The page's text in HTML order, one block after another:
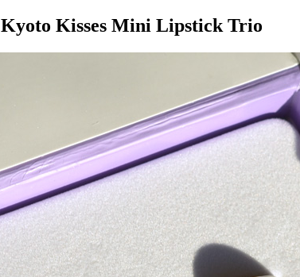
Kyoto Kisses Mini Lipstick Trio